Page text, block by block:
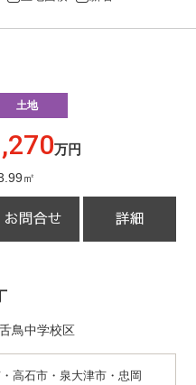
土地
万円
㎡
鳥中学校区
高石市・泉大津市・忠岡